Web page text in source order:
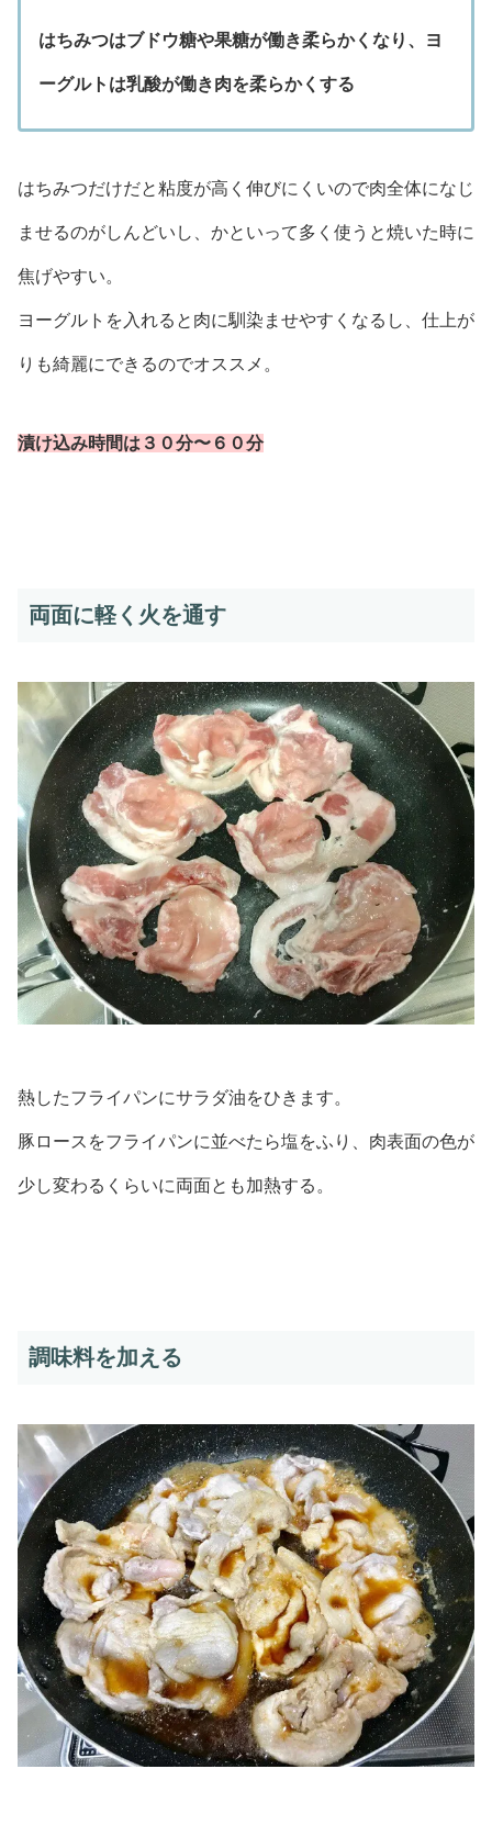
はちみつはブドウ糖や果糖が働き柔らかくなり、ヨ
ーグルトは乳酸が働き肉を柔らかくする
はちみつだけだと粘度が高く伸びにくいので肉全体になじ
ませるのがしんどいし、かといって多く使うと焼いた時に
焦げやすい。
ヨーグルトを入れると肉に馴染ませやすくなるし、仕上が
りも綺麗にできるのでオススメ。
漬け込み時間は３０分〜６０分
両面に軽く火を通す
熱したフライパンにサラダ油をひきます。
豚ロースをフライパンに並べたら塩をふり、肉表面の色が
少し変わるくらいに両面とも加熱する。
調味料を加える